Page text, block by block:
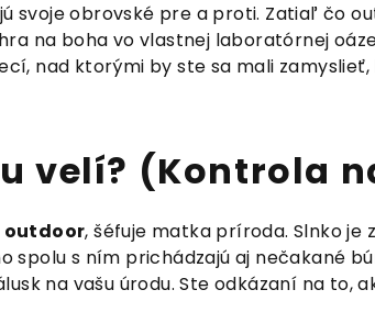
svoje obrovské pre a proti. Zatiaľ čo
na boha vo vlastnej laboratórnej
nad ktorými by ste sa mali
velí? (Kontrola
outdoor, šéfuje matka príroda. Slnko
spolu s ním prichádzajú aj nečakané
na vašu úrodu. Ste odkázaní na to,